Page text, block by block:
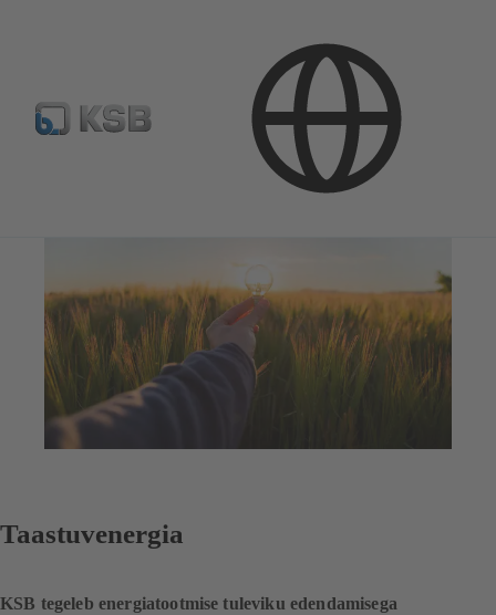
Energiatehnoloogia Taastuvenergia
Taastuvenergia
KSB tegeleb energiatootmise tuleviku edendamisega